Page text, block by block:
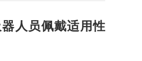
人员佩戴适用性